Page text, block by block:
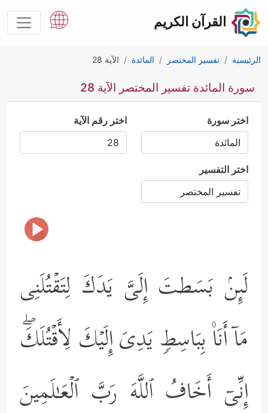
القرآن الكريم
الرئيسية تفسير المختصر المائدة الآية 28
سورة المائدة تفسير المختصر الآية 28
اختر سورة اختر رقم الآية
اختر التفسير
لَىِٕنۢ بَسَطتَ إِلَیَّ یَدَكَ لِتَقۡتُلَنِی
مَاۤ أَنَا۠ بِبَاسِطࣲ یَدِیَ إِلَیۡكَ لِأَقۡتُلَكَۖ
إِنِّیۤ أَخَافُ ٱللَّهَ رَبَّ ٱلۡعَـٰلَمِینَ